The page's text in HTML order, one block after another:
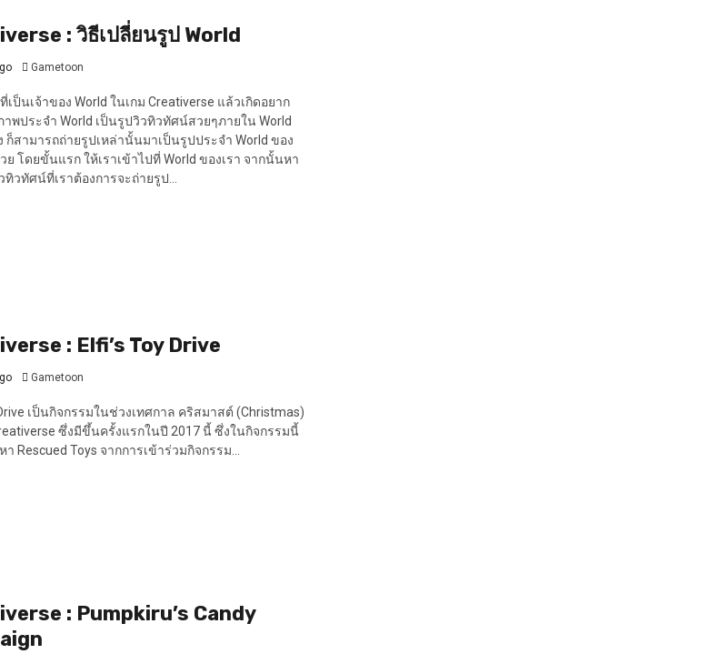
: วิธีเปลี่ยนรูป World
Gametoon
ป็นเจ้าของ World ในเกม Creativerse แล้วเกิดอยาก
าพประจำ World เป็นรูปวิวทิวทัศน์สวยๆภายใน World
ก็สามารถถ่ายรูปเหล่านั้นมาเป็นรูปประจำ World ของ
ย โดยขั้นแรก ให้เราเข้าไปที่ World ของเรา จากนั้นหา
วทัศน์ที่เราต้องการจะถ่ายรูป...
: Elfi’s Toy Drive
Gametoon
เป็นกิจกรรมในช่วงเทศกาล คริสมาสต์ (Christmas)
ซึ่งมีขึ้นครั้งแรกในปี 2017 นี้ ซึ่งในกิจกรรมนี้
า Rescued Toys จากการเข้าร่วมกิจกรรม...
: Pumpkiru’s Candy